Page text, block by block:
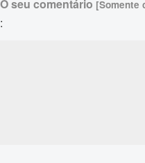
O seu comentário [Somente
: